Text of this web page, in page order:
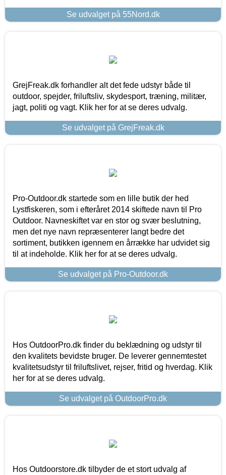
Se udvalget på 55Nord.dk
GrejFreak.dk forhandler alt det fede udstyr både til
outdoor, spejder, friluftsliv, skydesport, træning, militær,
jagt, politi og vagt. Klik her for at se deres udvalg.
Se udvalget på GrejFreak.dk
Pro-Outdoor.dk startede som en lille butik der hed
Lystfiskeren, som i efteråret 2014 skiftede navn til Pro
Outdoor. Navneskiftet var en stor og svær beslutning,
men det nye navn repræsenterer langt bedre det
sortiment, butikken igennem en årrække har udvidet sig
til at indeholde. Klik her for at se deres udvalg.
Se udvalget på Pro-Outdoor.dk
Hos OutdoorPro.dk finder du beklædning og udstyr til
den kvalitets bevidste bruger. De leverer gennemtestet
kvalitetsudstyr til friluftslivet, rejser, fritid og hverdag. Klik
her for at se deres udvalg.
Se udvalget på OutdoorPro.dk
Hos Outdoorstore.dk tilbyder de et stort udvalg af